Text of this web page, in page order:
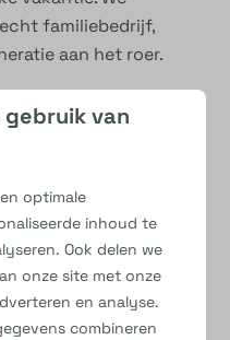
familiebedrijf,
aan het roer.
er duizenden
we ervoor dat
schoon, verzorgd
team
van
optimale
inhoud te
Ook delen we
onze site met onze
en analyse.
combineren